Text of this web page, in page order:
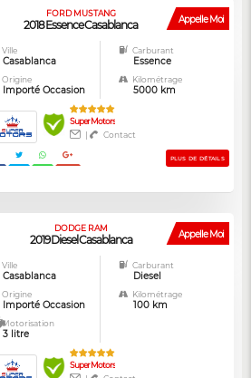
Appelle Moi
FORD MUSTANG
2018 Essence Casablanca
Ville
Casablanca
Carburant
Essence
Origine
Importé Occasion
Kilométrage
5000 km
Super Motors
|
Contact
PLUS DE DÉTAILS
Appelle Moi
DODGE RAM
2019 Diesel Casablanca
Ville
Casablanca
Carburant
Diesel
Origine
Importé Occasion
Kilométrage
100 km
Motorisation
3 litre
Super Motors